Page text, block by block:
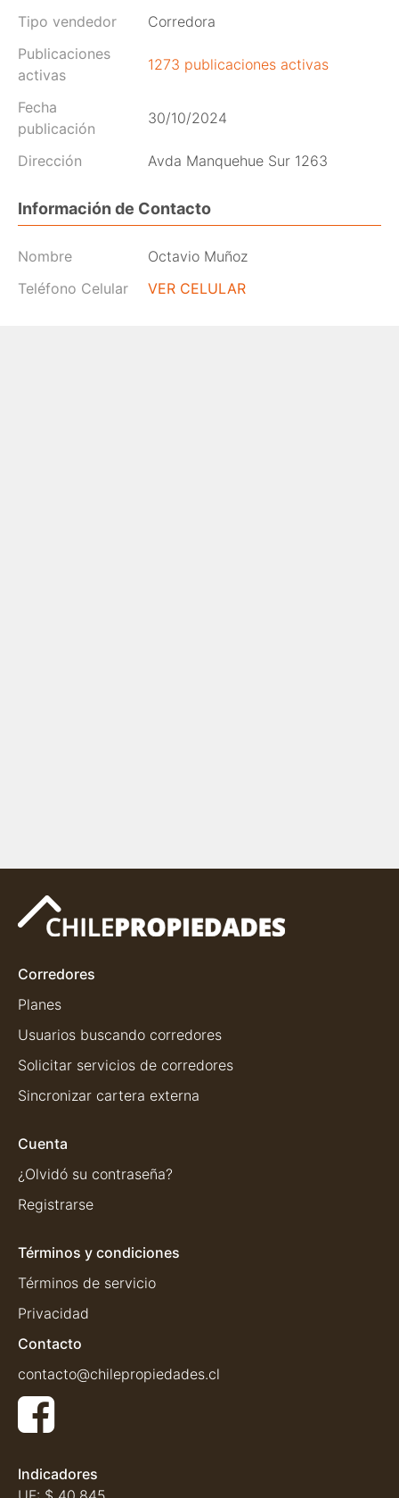
Tipo vendedor
Corredora
Publicaciones
activas
1273 publicaciones activas
Fecha
publicación
30/10/2024
Dirección Avda Manquehue Sur 1263
Información de Contacto
Nombre
Octavio Muñoz
Teléfono Celular
VER CELULAR
Corredores
Planes
Usuarios buscando corredores
Solicitar servicios de corredores
Sincronizar cartera externa
Cuenta
¿Olvidó su contraseña?
Registrarse
Términos y condiciones
Términos de servicio
Privacidad
Contacto
contacto@chilepropiedades.cl
Indicadores